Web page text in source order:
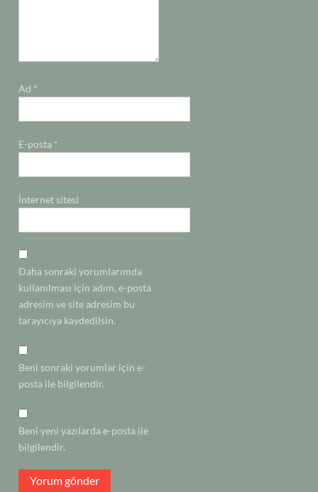
Ad *
E-posta *
İnternet sitesi
Daha sonraki yorumlarımda
kullanılması için adım, e-posta
adresim ve site adresim bu
tarayıcıya kaydedilsin.
Beni sonraki yorumlar için e-
posta ile bilgilendir.
Beni yeni yazılarda e-posta ile
bilgilendir.